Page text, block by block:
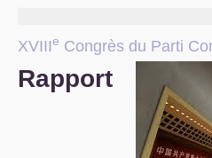
Internationale
S’organiser
XVIIIe Congrès du Parti
Rapport